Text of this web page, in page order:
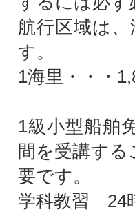
航行区域は
す。
1海里・・・
1級小型船舶
間を受講す
要です。
学科教習 24